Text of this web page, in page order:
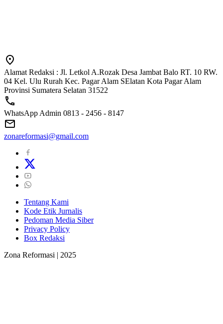
Alamat Redaksi : Jl. Letkol A.Rozak Desa Jambat Balo RT. 10 RW.
04 Kel. Ulu Rurah Kec. Pagar Alam SElatan Kota Pagar Alam
Provinsi Sumatera Selatan 31522
WhatsApp Admin 0813 - 2456 - 8147
zonareformasi@gmail.com
Tentang Kami
Kode Etik Jurnalis
Pedoman Media Siber
Privacy Policy
Box Redaksi
Zona Reformasi | 2025